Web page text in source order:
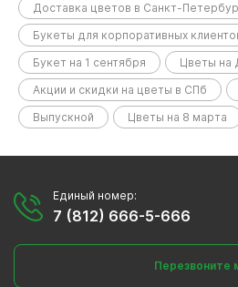
Доставка цветов в Санкт-
Букеты для корпоративных
Букет на 1 сентября
Цветы на
Акции и скидки на цветы в СПб
Выпускной
Цветы на 8 марта
Единый номер:
7 (812) 666-5-666
Перезвоните